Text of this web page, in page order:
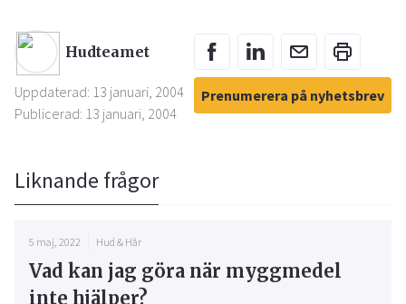
Hudteamet
Uppdaterad: 13 januari, 2004
Publicerad: 13 januari, 2004
Prenumerera på nyhetsbrev
Liknande frågor
5 maj, 2022 Hud & Hår
Vad kan jag göra när myggmedel
inte hjälper?